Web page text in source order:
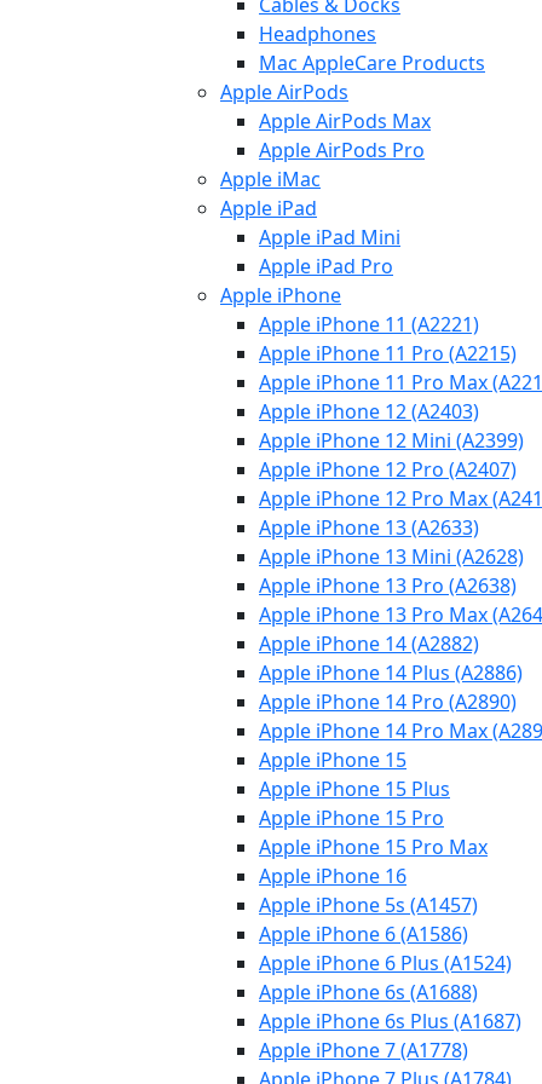
Headphones
Mac AppleCare Products
Apple AirPods
Apple AirPods Max
Apple AirPods Pro
Apple iMac
Apple iPad
Apple iPad Mini
Apple iPad Pro
Apple iPhone
Apple iPhone 11 (A2221)
Apple iPhone 11 Pro (A2215)
Apple iPhone 11 Pro Max
Apple iPhone 12 (A2403)
Apple iPhone 12 Mini (A2399)
Apple iPhone 12 Pro (A2407)
Apple iPhone 12 Pro Max
Apple iPhone 13 (A2633)
Apple iPhone 13 Mini (A2628)
Apple iPhone 13 Pro (A2638)
Apple iPhone 13 Pro Max
Apple iPhone 14 (A2882)
Apple iPhone 14 Plus (A2886)
Apple iPhone 14 Pro (A2890)
Apple iPhone 14 Pro Max
Apple iPhone 15
Apple iPhone 15 Plus
Apple iPhone 15 Pro
Apple iPhone 15 Pro Max
Apple iPhone 16
Apple iPhone 5s (A1457)
Apple iPhone 6 (A1586)
Apple iPhone 6 Plus (A1524)
Apple iPhone 6s (A1688)
Apple iPhone 6s Plus (A1687)
Apple iPhone 7 (A1778)